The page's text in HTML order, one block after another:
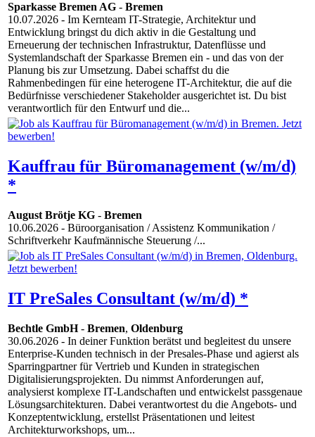
Sparkasse Bremen AG - Bremen
10.07.2026 - Im Kernteam IT-Strategie, Architektur und
Entwicklung bringst du dich aktiv in die Gestaltung und
Erneuerung der technischen Infrastruktur, Datenflüsse und
Systemlandschaft der Sparkasse Bremen ein - und das von der
Planung bis zur Umsetzung. Dabei schaffst du die
Rahmenbedingen für eine heterogene IT-Architektur, die auf die
Bedürfnisse verschiedener Stakeholder ausgerichtet ist. Du bist
verantwortlich für den Entwurf und die...
Kauffrau für Büromanagement (w/m/d)
*
August Brötje KG - Bremen
10.06.2026 - Büroorganisation / Assistenz Kommunikation /
Schriftverkehr Kaufmännische Steuerung /...
IT PreSales Consultant (w/m/d) *
Bechtle GmbH- Bremen, Oldenburg
30.06.2026 - In deiner Funktion berätst und begleitest du unsere
Enterprise-Kunden technisch in der Presales-Phase und agierst als
Sparringpartner für Vertrieb und Kunden in strategischen
Digitalisierungsprojekten. Du nimmst Anforderungen auf,
analysierst komplexe IT-Landschaften und entwickelst passgenaue
Lösungsarchitekturen. Dabei verantwortest du die Angebots- und
Konzeptentwicklung, erstellst Präsentationen und leitest
Architekturworkshops, um...